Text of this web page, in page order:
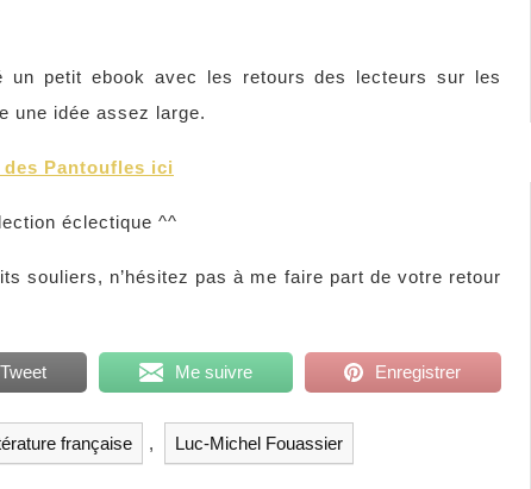
un petit ebook avec les retours des lecteurs sur les
une idée assez large.
Pantoufles ici
éclectique ^^
souliers, n’hésitez pas à me faire part de votre retour
Tweet Me suivre Enregistrer
française , Luc-Michel Fouassier